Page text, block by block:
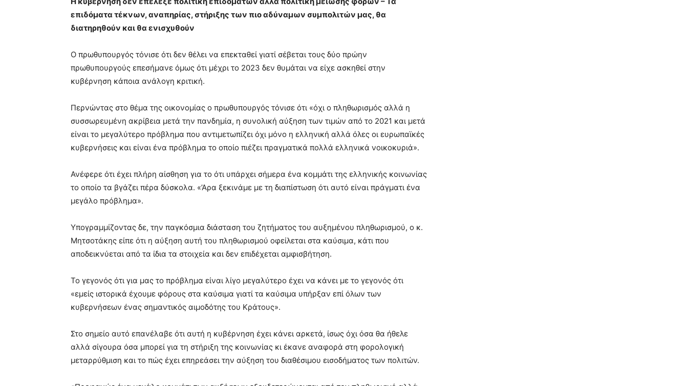
επιδόματα τέκνων, αναπηρίας, στήριξης των πιο αδύναμων συμπολιτών μας, θα
διατηρηθούν και θα ενισχυθούν
Ο πρωθυπουργός τόνισε ότι δεν θέλει να επεκταθεί γιατί σέβεται τους δύο πρώην
πρωθυπουργούς επεσήμανε όμως ότι μέχρι το 2023 δεν θυμάται να είχε ασκηθεί στην
κυβέρνηση κάποια ανάλογη κριτική.
Περνώντας στο θέμα της οικονομίας ο πρωθυπουργός τόνισε ότι «όχι ο πληθωρισμός αλλά η
συσσωρευμένη ακρίβεια μετά την πανδημία, η συνολική αύξηση των τιμών από το 2021 και μετά
είναι το μεγαλύτερο πρόβλημα που αντιμετωπίζει όχι μόνο η ελληνική αλλά όλες οι ευρωπαϊκές
κυβερνήσεις και είναι ένα πρόβλημα το οποίο πιέζει πραγματικά πολλά ελληνικά νοικοκυριά».
Ανέφερε ότι έχει πλήρη αίσθηση για το ότι υπάρχει σήμερα ένα κομμάτι της ελληνικής κοινωνίας
το οποίο τα βγάζει πέρα δύσκολα. «’Αρα ξεκινάμε με τη διαπίστωση ότι αυτό είναι πράγματι ένα
μεγάλο πρόβλημα».
Υπογραμμίζοντας δε, την παγκόσμια διάσταση του ζητήματος του αυξημένου πληθωρισμού, ο κ.
Μητσοτάκης είπε ότι η αύξηση αυτή του πληθωρισμού οφείλεται στα καύσιμα, κάτι που
αποδεικνύεται από τα ίδια τα στοιχεία και δεν επιδέχεται αμφισβήτηση.
Το γεγονός ότι για μας το πρόβλημα είναι λίγο μεγαλύτερο έχει να κάνει με το γεγονός ότι
«εμείς ιστορικά έχουμε φόρους στα καύσιμα γιατί τα καύσιμα υπήρξαν επί όλων των
κυβερνήσεων ένας σημαντικός αιμοδότης του Κράτους».
Στο σημείο αυτό επανέλαβε ότι αυτή η κυβέρνηση έχει κάνει αρκετά, ίσως όχι όσα θα ήθελε
αλλά σίγουρα όσα μπορεί για τη στήριξη της κοινωνίας κι έκανε αναφορά στη φορολογική
μεταρρύθμιση και το πώς έχει επηρεάσει την αύξηση του διαθέσιμου εισοδήματος των πολιτών.